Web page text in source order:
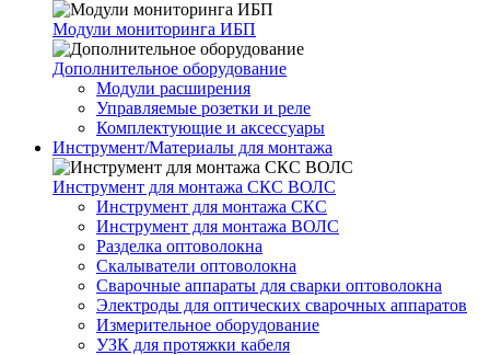
Модули мониторинга ИБП
Дополнительное оборудование
Модули расширения
Управляемые розетки и реле
Комплектующие и аксессуары
Инструмент/Материалы для монтажа
Инструмент для монтажа СКС ВОЛС
Инструмент для монтажа СКС
Инструмент для монтажа ВОЛС
Разделка оптоволокна
Скалыватели оптоволокна
Сварочные аппараты для сварки оптоволокна
Электроды для оптических сварочных аппаратов
Измерительное оборудование
УЗК для протяжки кабеля